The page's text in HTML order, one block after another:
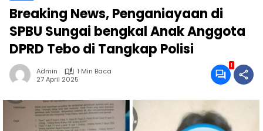
Breaking News, Penganiayaan di
SPBU Sungai bengkal Anak Anggota
DPRD Tebo di Tangkap Polisi
Admin
1 Min Baca
27 April 2025
1